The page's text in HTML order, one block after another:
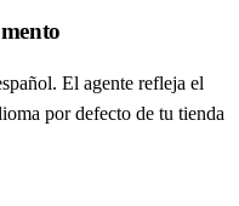
El agente refleja el
por defecto de tu tienda